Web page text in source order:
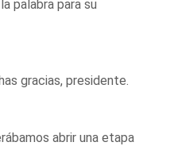
palabra para su
gracias, presidente.
abrir una etapa